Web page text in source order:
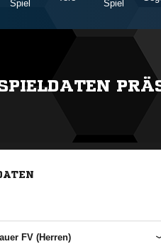
Spiel
Spiel
FV (Herren)